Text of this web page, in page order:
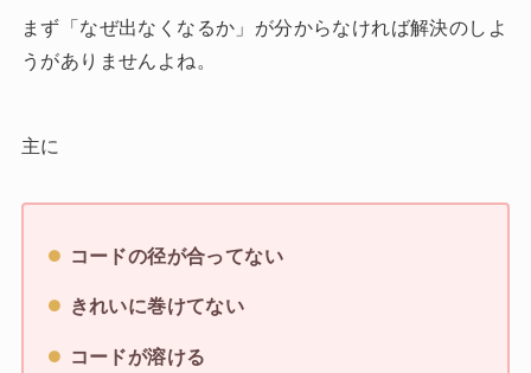
まず「なぜ出なくなるか」が分からなければ解決のしよ
うがありませんよね。
主に
コードの径が合ってない
きれいに巻けてない
コードが溶ける